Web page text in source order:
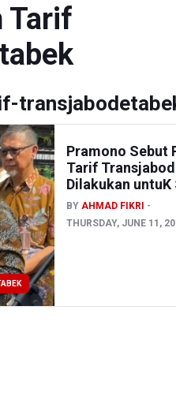
Tarif
Pramono Sebut
Tarif
Dilakukan untuK
BY AHMAD FIKRI
THURSDAY, JUNE 11,